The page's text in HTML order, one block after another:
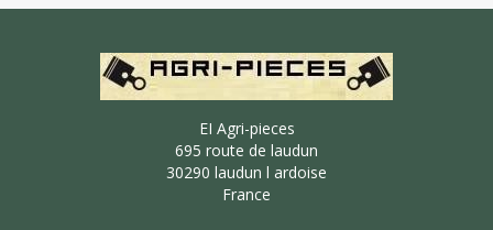
EI Agri-pieces
695 route de laudun
30290 laudun l ardoise
France